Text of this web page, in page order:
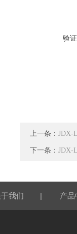
验
上一条： JDX-
下一条： JDX-
我们 | 产品